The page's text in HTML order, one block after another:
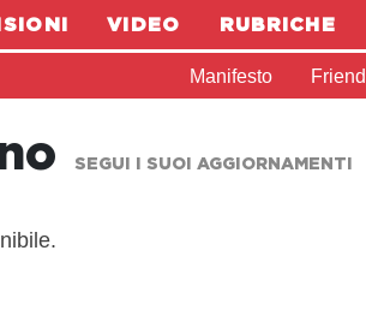
VIDEO RUBRICHE
Manifesto
SEGUI I SUOI AGGIORNAMENTI